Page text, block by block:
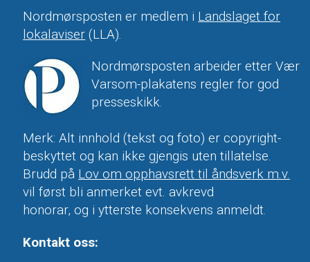
Nordmørsposten er medlem i Landslaget for
lokalaviser (LLA).
Nordmørsposten arbeider etter Vær
Varsom-plakatens regler for god
presseskikk.
Merk: Alt innhold (tekst og foto) er copyright-
beskyttet og kan ikke gjengis uten tillatelse.
Brudd på Lov om opphavsrett til åndsverk m.v.
vil først bli anmerket evt. avkrevd
honorar, og i ytterste konsekvens anmeldt.
Kontakt oss: